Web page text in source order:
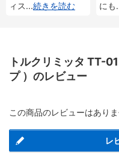
ィス...続きを読む
にも
トルクリミッタ TT-
プ ）のレビュー
この商品のレビューはあり
レ